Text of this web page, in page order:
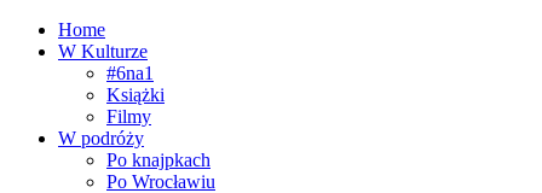
Home
W Kulturze
#6na1
Książki
Filmy
W podróży
Po knajpkach
Po Wrocławiu